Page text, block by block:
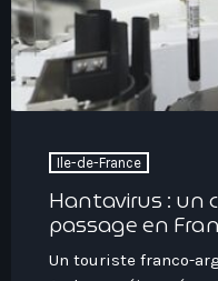
Ile-de-France
Hantavirus : un
passage en
Un touriste franco-